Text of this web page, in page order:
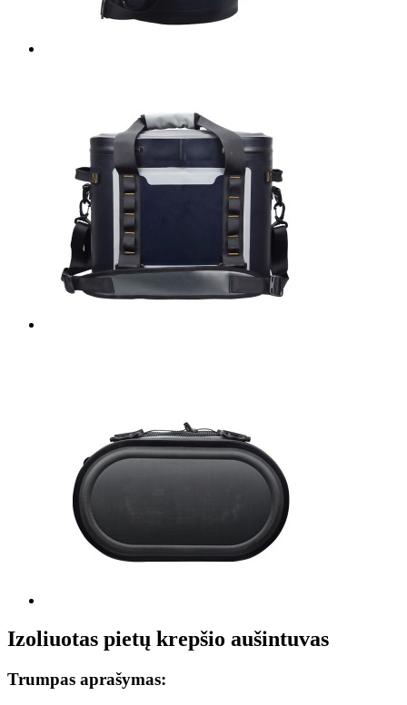
Izoliuotas pietų krepšio aušintuvas
Trumpas aprašymas: